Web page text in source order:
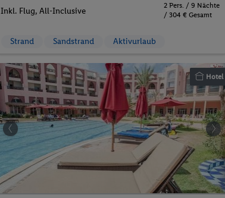
Inkl. Flug,All-Inclusive
2 Pers. / 9 Nächte
/ 304 € Gesamt
Strand Sandstrand Aktivurlaub
Hotel